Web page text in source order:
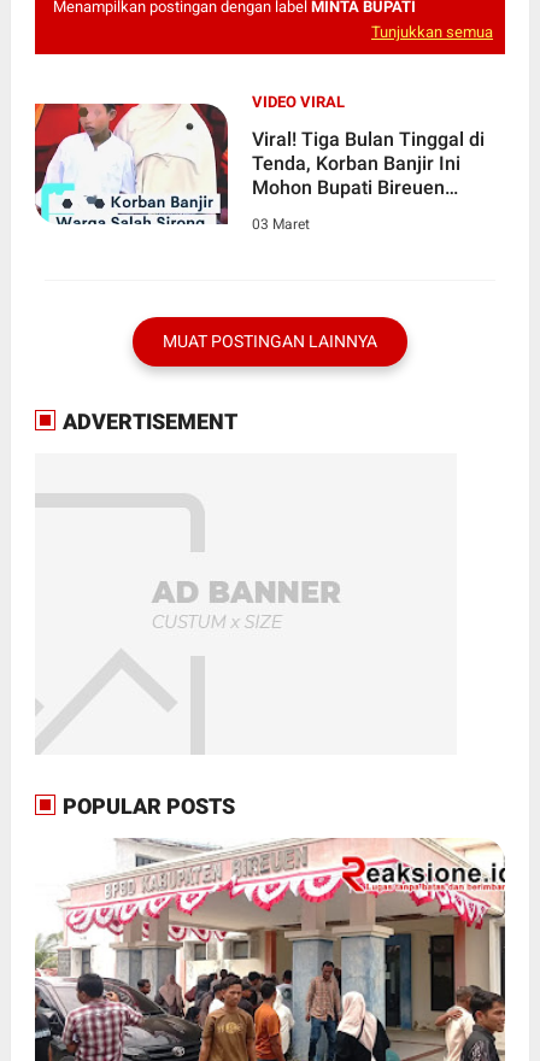
Menampilkan postingan dengan label MINTA BUPATI
Tunjukkan semua
VIDEO VIRAL
Viral! Tiga Bulan Tinggal di
Tenda, Korban Banjir Ini
Mohon Bupati Bireuen
Lebaran
03 Maret
MUAT POSTINGAN LAINNYA
ADVERTISEMENT
POPULAR POSTS